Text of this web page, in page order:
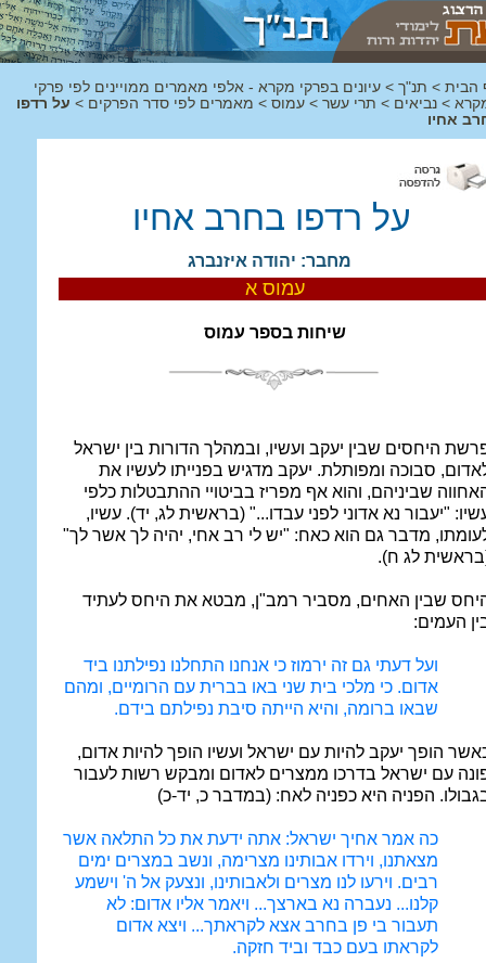
הבית > תנ"ך > עיונים בפרקי מקרא - אלפי מאמרים ממויינים לפי פרקי
> נביאים > תרי עשר > עמוס > מאמרים לפי סדר הפרקים > על רדפו
אחיו
על רדפו בחרב אחיו
מחבר: יהודה איזנברג
עמוס א
שיחות בספר עמוס
היחסים שבין יעקב ועשיו, ובמהלך הדורות בין ישראל
סבוכה ומפותלת. יעקב מדגיש בפנייתו לעשיו את
שביניהם, והוא אף מפריז בביטויי ההתבטלות כלפי
"יעבור נא אדוני לפני עבדו..." (בראשית לג, יד). עשיו,
מדבר גם הוא כאח: "יש לי רב אחי, יהיה לך אשר לך"
לג ח).
שבין האחים, מסביר רמב"ן, מבטא את היחס לעתיד
העמים:
ועל דעתי גם זה ירמוז כי אנחנו התחלנו נפילתנו ביד
אדום. כי מלכי בית שני באו בברית עם הרומיים, ומהם
שבאו ברומה, והיא הייתה סיבת נפילתם בידם.
הופך יעקב להיות עם ישראל ועשיו הופך להיות אדום,
עם ישראל בדרכו ממצרים לאדום ומבקש רשות לעבור
הפניה היא כפניה לאח: (במדבר כ, יד-כ)
כה אמר אחיך ישראל: אתה ידעת את כל התלאה אשר
מצאתנו, וירדו אבותינו מצרימה, ונשב במצרים ימים
רבים. וירעו לנו מצרים ולאבותינו, ונצעק אל ה' וישמע
קלנו... נעברה נא בארצך... ויאמר אליו אדום: לא
תעבור בי פן בחרב אצא לקראתך... ויצא אדום
לקראתו בעם כבד וביד חזקה.